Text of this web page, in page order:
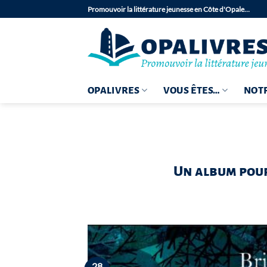
au
Promouvoir la littérature jeunesse en Côte d'Opale…
OPALIVRES VOUS ÊTES…
Un album